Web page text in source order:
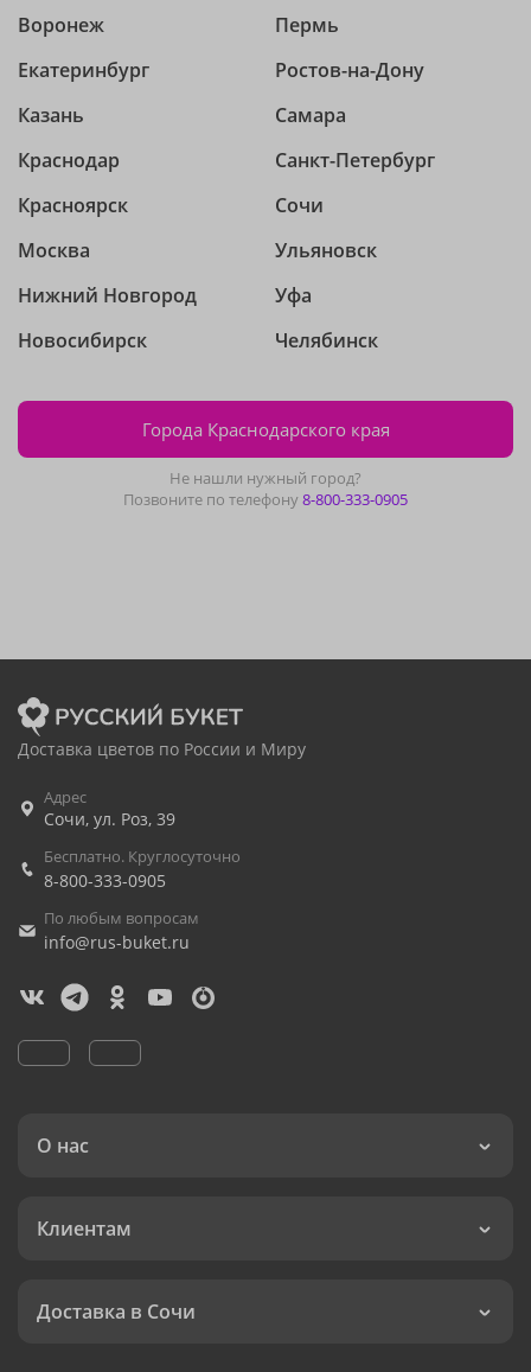
Воронеж
Екатеринбург
Казань
Краснодар
Красноярск
Москва
Нижний Новгород
Новосибирск
Пермь
Ростов-на-Дону
Самара
Санкт-Петербург
Сочи
Ульяновск
Уфа
Челябинск
Города Краснодарского края
Не нашли нужный город?
Позвоните по телефону8-800-333-0905
Доставка цветов по России и Миру
Адрес
Сочи, ул. Роз, 39
Бесплатно. Круглосуточно
8-800-333-0905
По любым вопросам
info@rus-buket.ru
О нас
Клиентам
Доставка в Сочи